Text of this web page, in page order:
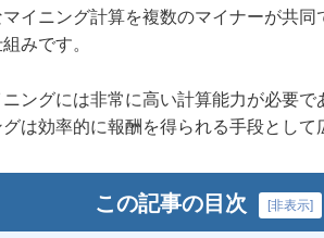
イニング計算を複数のマイナーが共
みです。
ングには非常に高い計算能力が必要
は効率的に報酬を得られる手段として
この記事の目次 [非表示]